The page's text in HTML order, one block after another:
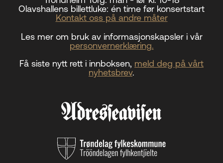
Olavshallens billettluke: én time før konsertstart
Kontakt oss på andre måter
Les mer om bruk av informasjonskapsler i vår
personvernerklæring.
Få siste nytt rett i innboksen, meld deg på vårt
nyhetsbrev.